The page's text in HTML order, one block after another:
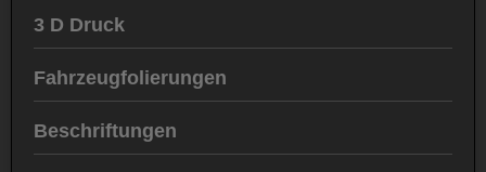
3 D Druck
Fahrzeugfolierungen
Beschriftungen